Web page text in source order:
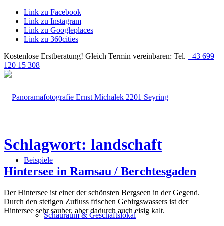
Link zu Facebook
Link zu Instagram
Link zu Googleplaces
Link zu 360cities
Kostenlose Erstberatung! Gleich Termin vereinbaren: Tel. +43 699
120 15 308
Beispiele
Schauraum & Geschäftslokal
Schlagwort: landschaft
Hintersee in Ramsau / Berchtesgaden
Der Hintersee ist einer der schönsten Bergseen in der Gegend.
Durch den stetigen Zufluss frischen Gebirgswassers ist der
Hintersee sehr sauber, aber dadurch auch eisig kalt.